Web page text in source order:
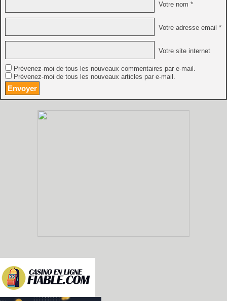
Votre nom *
Votre adresse email *
Votre site internet
Prévenez-moi de tous les nouveaux commentaires par e-mail.
Prévenez-moi de tous les nouveaux articles par e-mail.